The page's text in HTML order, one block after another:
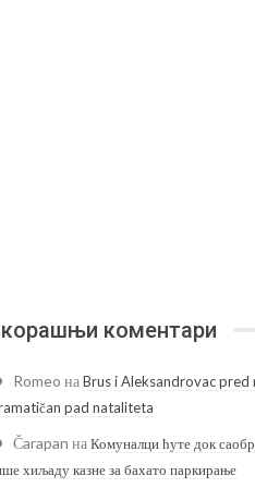
коментари
Romeo наBrus i Aleksandrovac pred
pad nataliteta
Čarapan наКомуналци ћуте док
хиљаду казне за бахато паркирање